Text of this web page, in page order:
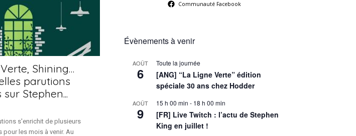
Shining…
parutions
Stephen...
s'enrichit de plusieurs
pour les mois à venir. Au
Communauté Facebook
Évènements à venir
AOÛT
6
Toute la journée
[ANG] “La Ligne Verte” édition
spéciale 30 ans chez Hodder
AOÛT
9
15 h 00 min - 18 h 00 min
[FR] Live Twitch : l’actu de Stephen
King en juillet !